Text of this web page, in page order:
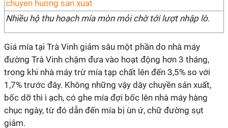
Nhiều hộ thu hoạch mía mòn mỏi chờ tới lượt nhập lò.
Giá mía tại Trà Vinh giảm sâu một phần do nhà máy
đường Trà Vinh chậm đưa vào hoạt động hơn 3 tháng,
trong khi nhà máy trừ mía tạp chất lên đến 3,5% so với
1,7% trước đây. Không những vậy dây chuyền sản xuất,
bốc dỡ thì ì ạch, có ghe mía đợi bốc lên nhà máy hàng
chục ngày, từ đó dẫn đến mía bị ùn ứ, chữ đường sụt
giảm.